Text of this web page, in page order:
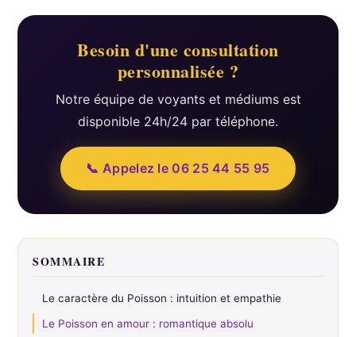
SOMMAIRE
Le caractère du Poisson : intuition et empathie
Le Poisson en amour : romantique absolu
Besoin d'une consultation
personnalisée ?
Notre équipe de voyants et médiums est
disponible 24h/24 par téléphone.
📞 Appelez le 06 25 44 55 95